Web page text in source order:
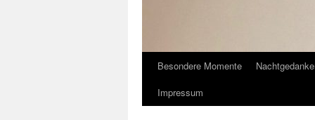
Besondere Momente
Impressum